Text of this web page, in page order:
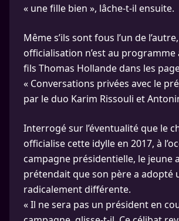
« une fille bien », lâche-t-il ensuite.
Même s’ils sont fous l’un de
officialisation n’est au
fils Thomas Hollande dans les
« Conversations privées avec le
par le duo Karim Rissouli et
Interrogé sur l’éventualité que le
officialise cette idylle en 2017, à
campagne présidentielle, le jeune
prétendait que son père a adopté
radicalement différente.
« Il ne sera pas un président en